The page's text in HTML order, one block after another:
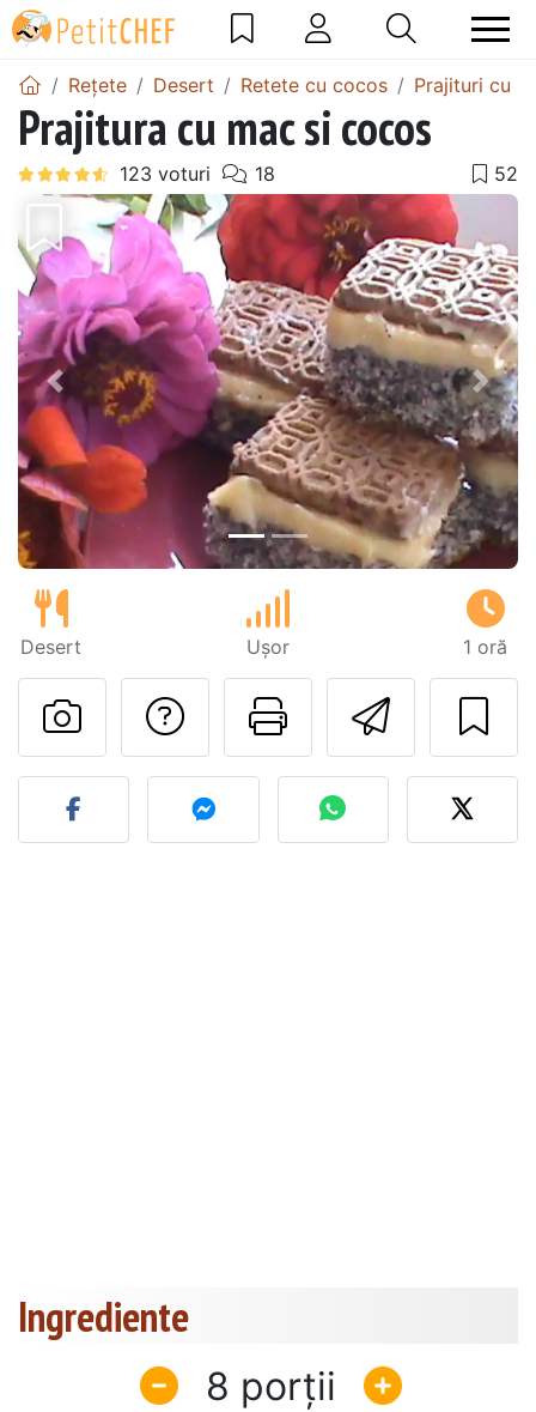
Rețete Desert Retete cu cocos Prajituri cu
Prajitura cu mac si cocos
Precedentul
Desert Ușor 1 oră
Printează
Adresează o
Postează o poză cu
Ingrediente
8